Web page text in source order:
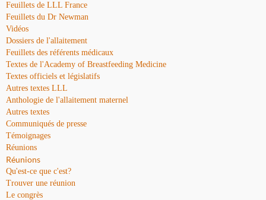
Feuillets de LLL France
Feuillets du Dr Newman
Vidéos
Dossiers de l'allaitement
Feuillets des référents médicaux
Textes de l'Academy of Breastfeeding Medicine
Textes officiels et législatifs
Autres textes LLL
Anthologie de l'allaitement maternel
Autres textes
Communiqués de presse
Témoignages
Réunions
Réunions
Qu'est-ce que c'est?
Trouver une réunion
Le congrès